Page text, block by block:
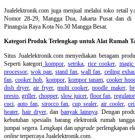
Jualelektronik.com juga menjual melalui toko retail
Nomor 28-29, Mangga Dua, Jakarta Pusat dan
Pinangsia Raya Kota No.50 Mangga Besar.
Kategori Produk Terlengkap untuk Alat Rumah
Situs Jualelektronik.com menyediakan beragam
Seperti kategori kompor,setrika rice cooker
processor ,wok pan ,stand fan ,wall fan ceiling
fan ,cooker hob kompor, kompor tanam,cooker
dish dryer ,air fryer ,multi cooker ,noodle maker,
presto ,griller ,chopper ,slow juicer ,floor fan
cuci auto fan, sirocco fan ,cup sealer ,air cooler,
heater hair dryer, dan banyak lainnya. Dengan
kebutuhan spesialis barang elektronik rumah
jumpai segera. Lengkapi danupgrade perlengkapan
online terpercaya Jualelektronik.com.